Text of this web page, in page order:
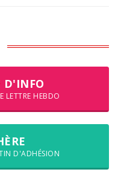
D'INFO
LETTRE HEBDO
D'ADHÉSION